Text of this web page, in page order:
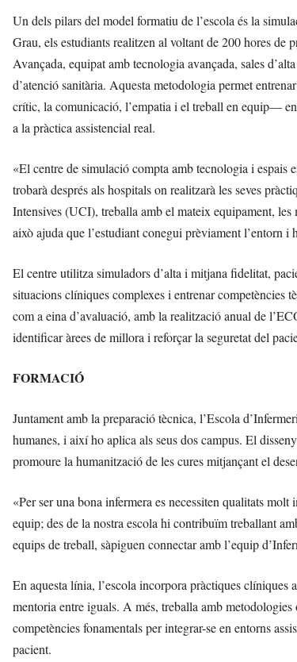
Un dels pilars del model formatiu de l’escola és la
Grau, els estudiants realitzen al voltant de 200 hores
Avançada, equipat amb tecnologia avançada, sales
d’atenció sanitària. Aquesta metodologia permet
crític, la comunicació, l’empatia i el treball en equip—
a la pràctica assistencial real.
«El centre de simulació compta amb tecnologia i
trobarà després als hospitals on realitzarà les seves
Intensives (UCI), treballa amb el mateix equipament, les
això ajuda que l’estudiant conegui prèviament l’entorn i
El centre utilitza simuladors d’alta i mitjana fidelitat,
situacions clíniques complexes i entrenar competències
com a eina d’avaluació, amb la realització anual de
identificar àrees de millora i reforçar la seguretat del
FORMACIÓ
Juntament amb la preparació tècnica, l’Escola
humanes, i així ho aplica als seus dos campus. El
promoure la humanització de les cures mitjançant el
«Per ser una bona infermera es necessiten qualitats
equip; des de la nostra escola hi contribuïm treballant
equips de treball, sàpiguen connectar amb l’equip
En aquesta línia, l’escola incorpora pràctiques
mentoria entre iguals. A més, treballa amb
competències fonamentals per integrar-se en entorns
pacient.